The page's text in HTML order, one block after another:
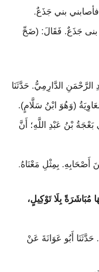
بني جَذَعٌ.
بنى جَذَعٌ. فَقَالَ: (ضَحِّ
الرَّحْمَنِ الدَّارِمِيُّ. حَدَّثَنَا
(وَهُوَ ابْنُ سَلَّامٍ).
بْنُ عَبْدِ اللَّهِ؛ أَنَّ
بِمِثْلِ مَعْنَاهُ.
مُبَاشَرَةً بِلَا تَوْكِيلٍ،
حَدَّثَنَا أَبُو عَوَانَةَ عَنْ